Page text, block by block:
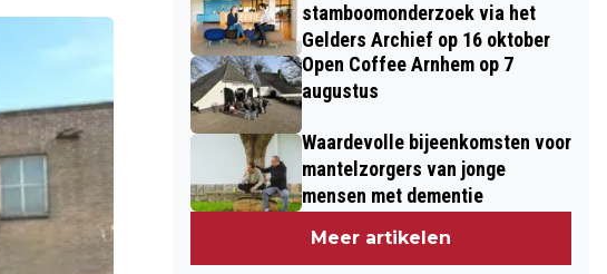
stamboomonderzoek via het
Gelders Archief op 16 oktober
Open Coffee Arnhem op 7
augustus
Waardevolle bijeenkomsten voor
mantelzorgers van jonge
mensen met dementie
Meer artikelen